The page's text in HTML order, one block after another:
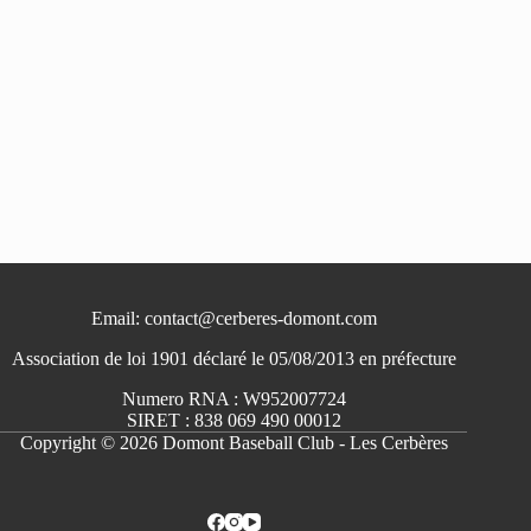
Email: contact@cerberes-domont.com
Association de loi 1901 déclaré le 05/08/2013 en préfecture
Numero RNA : W952007724
SIRET : 838 069 490 00012
Copyright © 2026 Domont Baseball Club - Les Cerbères